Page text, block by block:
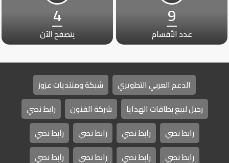
9
عدد الأقسام
4
يتصفح الآن
الدعم العربي التطويري
شبكة ومنتديات عزوز
رحيل لبيع بطاقات الهدايا
شركة الفنون
رابط نصي
رابط نصي
رابط نصي رابط نصي
رابط نصي
رابط نصي
رابط نصي رابط نصي رابط نصي